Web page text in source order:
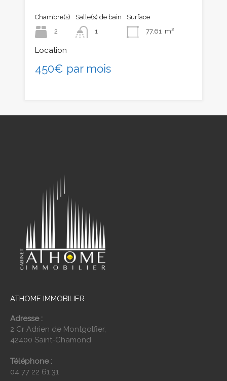
Chambre(s)
2
Salle(s) de bain
1
Surface
77.61 m²
Location
450€ par mois
ATHOME IMMOBILIER
Adresse :
2 Cr Adrien de Montgolfier,
42400 Saint-Chamond
Téléphone :
04 77 22 61 31